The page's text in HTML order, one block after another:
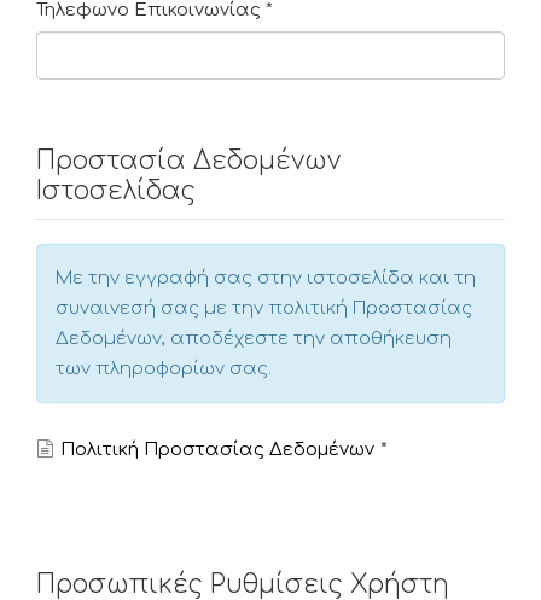
Τηλεφωνο Επικοινωνίας *
Προστασία Δεδομένων
Ιστοσελίδας
Με την εγγραφή σας στην ιστοσελίδα και τη
συναινεσή σας με την πολιτική Προστασίας
Δεδομένων, αποδέχεστε την αποθήκευση
των πληροφορίων σας.
Πολιτική Προστασίας Δεδομένων *
Προσωπικές Ρυθμίσεις Χρήστη